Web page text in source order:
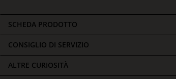
SCHEDA PRODOTTO
CONSIGLIO DI SERVIZIO
ALTRE CURIOSITÀ